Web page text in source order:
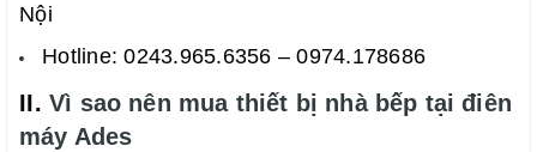
Nội
Hotline: 0243.965.6356 – 0974.178686
II. Vì sao nên mua thiết bị nhà bếp tại điên
máy Ades